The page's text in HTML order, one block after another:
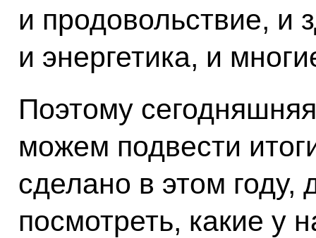
и продовольствие, и
и энергетика, и
Поэтому
можем подвести
сделано в этом году,
посмотреть, какие у